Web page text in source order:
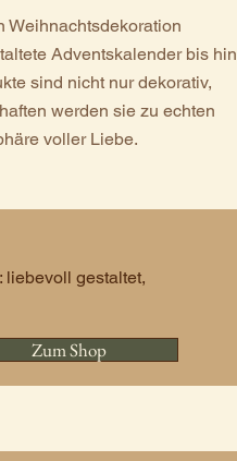
Weihnachtsdekoration
Adventskalender bis hin
sind nicht nur dekorativ,
werden sie zu echten
voller Liebe.
liebevoll gestaltet,
Zum Shop